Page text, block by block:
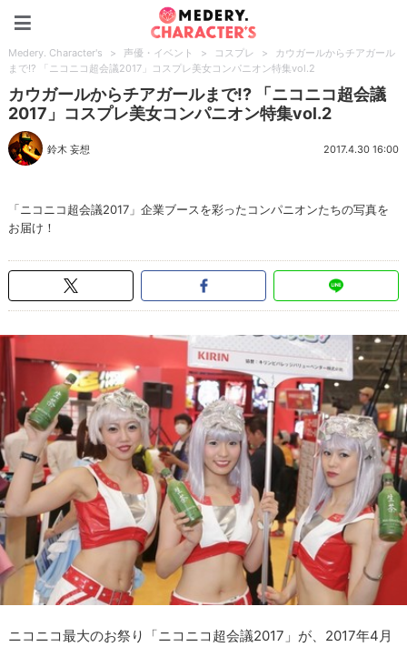
Medery. Character's > 声優・イベント > コスプレ >
カウガールからチアガール
まで!? 「ニコニコ超会議2017」コスプレ美女コンパニオン特集vol.2
カウガールからチアガールまで!? 「ニコニコ超会議
2017」コスプレ美女コンパニオン特集vol.2
鈴木 妄想 2017.4.30 16:00
「ニコニコ超会議2017」企業ブースを彩ったコンパニオンたちの写真を
お届け！
ニコニコ最大のお祭り「ニコニコ超会議2017」が、2017年4月